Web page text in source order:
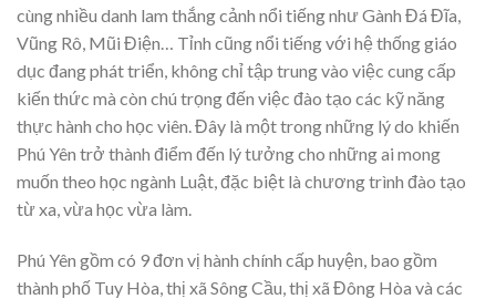
cùng nhiều danh lam thắng cảnh nổi tiếng như Gành Đá Đĩa,
Vũng Rô, Mũi Điện… Tỉnh cũng nổi tiếng với hệ thống giáo
dục đang phát triển, không chỉ tập trung vào việc cung cấp
kiến thức mà còn chú trọng đến việc đào tạo các kỹ năng
thực hành cho học viên. Đây là một trong những lý do khiến
Phú Yên trở thành điểm đến lý tưởng cho những ai mong
muốn theo học ngành Luật, đặc biệt là chương trình đào tạo
từ xa, vừa học vừa làm.
Phú Yên gồm có 9 đơn vị hành chính cấp huyện, bao gồm
thành phố Tuy Hòa, thị xã Sông Cầu, thị xã Đông Hòa và các